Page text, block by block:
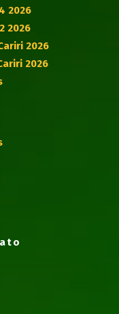
2026
2026
2026
2026